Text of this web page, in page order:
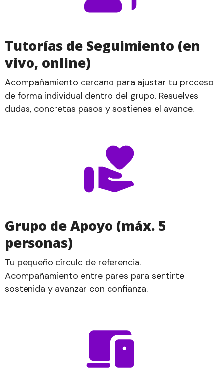
Tutorías de Seguimiento (en
vivo, online)
Acompañamiento cercano para ajustar tu proceso
de forma individual dentro del grupo. Resuelves
dudas, concretas pasos y sostienes el avance.
Grupo de Apoyo (máx. 5
personas)
Tu pequeño círculo de referencia.
Acompañamiento entre pares para sentirte
sostenida y avanzar con confianza.